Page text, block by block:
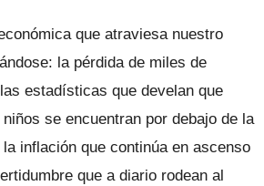
que atraviesa nuestro
la pérdida de miles de
estadísticas que develan que
se encuentran por debajo de la
inflación que continúa en ascenso
que a diario rodean al